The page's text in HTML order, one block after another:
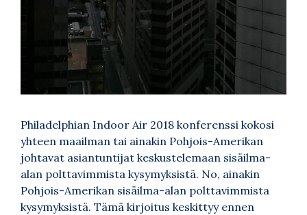
Philadelphian Indoor Air 2018 konferenssi kokosi
yhteen maailman tai ainakin Pohjois-Amerikan
johtavat asiantuntijat keskustelemaan sisäilma-
alan polttavimmista kysymyksistä. No, ainakin
Pohjois-Amerikan sisäilma-alan polttavimmista
kysymyksistä. Tämä kirjoitus keskittyy ennen